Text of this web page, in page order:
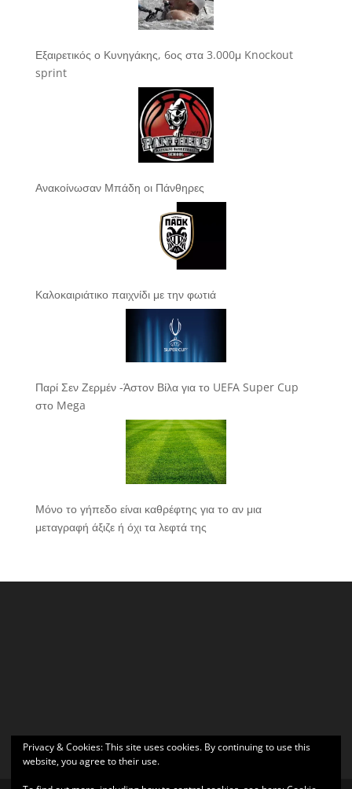
Εξαιρετικός ο Κυνηγάκης, 6ος στα 3.000μ Knockout
sprint
Ανακοίνωσαν Μπάδη οι Πάνθηρες
Καλοκαιριάτικο παιχνίδι με την φωτιά
Παρί Σεν Ζερμέν -Άστον Βίλα για το UEFA Super Cup
στο Mega
Μόνο το γήπεδο είναι καθρέφτης για το αν μια
μεταγραφή άξιζε ή όχι τα λεφτά της
Privacy & Cookies: This site uses cookies. By continuing to use this
website, you agree to their use.